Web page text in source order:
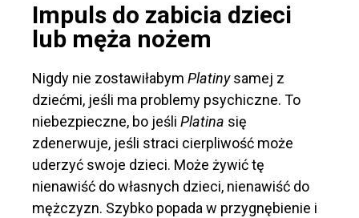
Impuls do zabicia dzieci
lub męża nożem
Nigdy nie zostawiłabym Platinysamej z
dziećmi, jeśli ma problemy psychiczne. To
niebezpieczne, bo jeśli Platina się
zdenerwuje, jeśli straci cierpliwość może
uderzyć swoje dzieci. Może żywić tę
nienawiść do własnych dzieci, nienawiść do
mężczyzn. Szybko popada w przygnębienie i